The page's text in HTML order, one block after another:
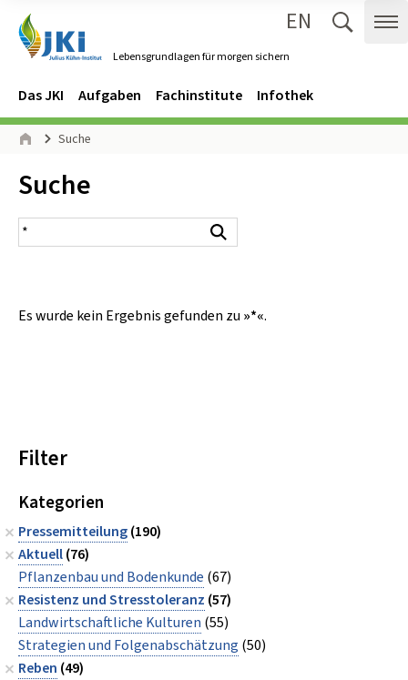
Lebensgrundlagen für morgen sichern
EN
Navigation
Hauptmenü
Das JKI Aufgaben Fachinstitute Infothek
Seitenpfad
Suche
Inhalt:
Suche
Suchergebnis
Es wurde kein Ergebnis gefunden zu »*«.
Filter
Kategorien
Pressemitteilung(190)
Aktuell(76)
Pflanzenbau und Bodenkunde (67)
Resistenz und Stresstoleranz (57)
Landwirtschaftliche Kulturen (55)
Strategien und Folgenabschätzung (50)
Reben (49)